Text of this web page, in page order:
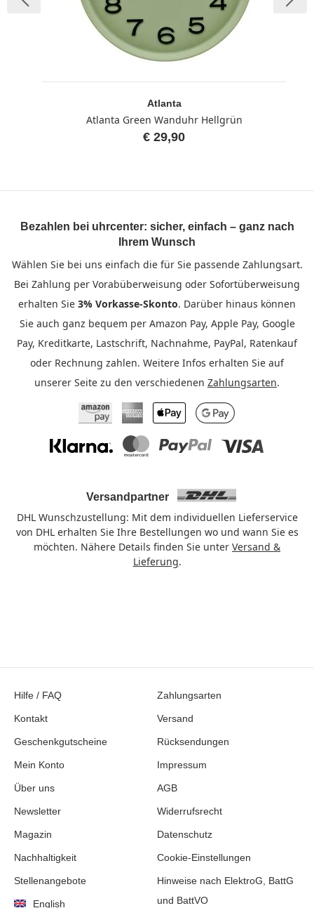
Atlanta
Atlanta Green Wanduhr Hellgrün
€ 29,90
Bezahlen bei uhrcenter: sicher, einfach – ganz nach
Ihrem Wunsch
Wählen Sie bei uns einfach die für Sie passende Zahlungsart.
Bei Zahlung per Vorabüberweisung oder Sofortüberweisung
erhalten Sie 3% Vorkasse-Skonto. Darüber hinaus können
Sie auch ganz bequem per Amazon Pay, Apple Pay, Google
Pay, Kreditkarte, Lastschrift, Nachnahme, PayPal, Ratenkauf
oder Rechnung zahlen. Weitere Infos erhalten Sie auf
unserer Seite zu den verschiedenen Zahlungsarten.
Amazon PayAmerican Express
Apple PayGoogle Pay
Klarna MastercardPayPal Visa
Versandpartner
DHL Wunschzustellung: Mit dem individuellen Lieferservice
von DHL erhalten Sie Ihre Bestellungen wo und wann Sie es
möchten. Nähere Details finden Sie unter Versand &
Lieferung.
Hilfe / FAQ
Kontakt
Geschenkgutscheine
Mein Konto
Über uns
Newsletter
Magazin
Nachhaltigkeit
Stellenangebote
English
Zahlungsarten
Versand
Rücksendungen
Impressum
AGB
Widerrufsrecht
Datenschutz
Cookie-Einstellungen
Hinweise nach ElektroG, BattG
und BattVO